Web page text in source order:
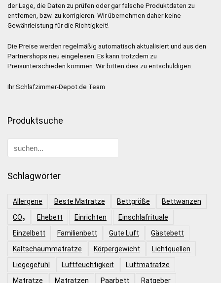
der Lage, die Daten zu prüfen oder gar falsche Produktdaten zu
entfernen, bzw. zu korrigieren. Wir übernehmen daher keine
Gewährleistung für die Richtigkeit!
Die Preise werden regelmäßig automatisch aktualisiert und aus den
Partnershops neu eingelesen. Es kann trotzdem zu
Preisunterschieden kommen. Wir bitten dies zu entschuldigen.
Ihr Schlafzimmer-Depot.de Team
Produktsuche
Schlagwörter
Allergene Beste Matratze Bettgröße
Bettwanzen
CO₂
Ehebett Einrichten
Einschlafrituale
Einzelbett
Familienbett Gute Luft
Gästebett
Kaltschaummatratze
Körpergewicht
Lichtquellen
Liegegefühl
Luftfeuchtigkeit
Luftmatratze
Matratze
Matratzen Paarbett Ratgeber